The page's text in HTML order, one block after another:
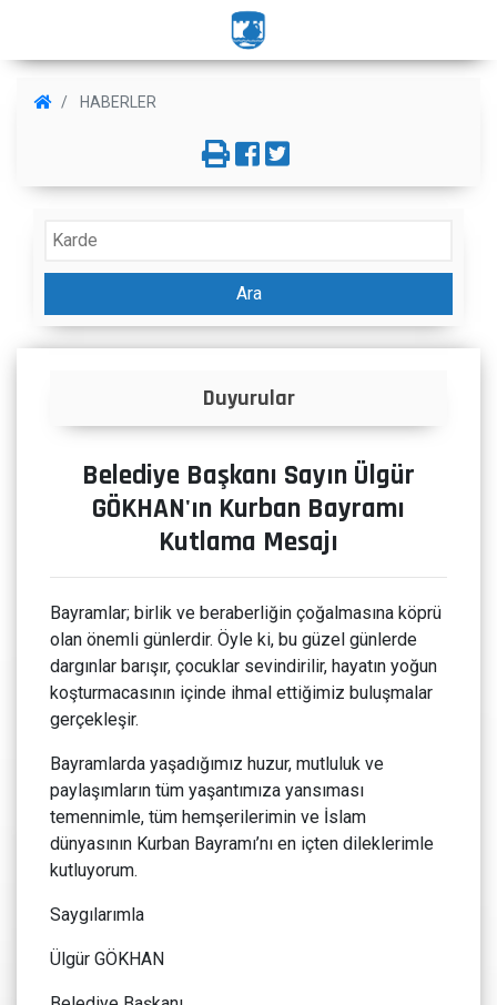
HABERLER
Ara
Duyurular
Belediye Başkanı Sayın Ülgür
GÖKHAN'ın Kurban Bayramı
Kutlama Mesajı
Bayramlar; birlik ve beraberliğin çoğalmasına köprü
olan önemli günlerdir. Öyle ki, bu güzel günlerde
dargınlar barışır, çocuklar sevindirilir, hayatın yoğun
koşturmacasının içinde ihmal ettiğimiz buluşmalar
gerçekleşir.
Bayramlarda yaşadığımız huzur, mutluluk ve
paylaşımların tüm yaşantımıza yansıması
temennimle, tüm hemşerilerimin ve İslam
dünyasının Kurban Bayramı’nı en içten dileklerimle
kutluyorum.
Saygılarımla
Ülgür GÖKHAN